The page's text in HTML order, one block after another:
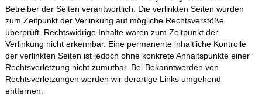
Betreiber der Seiten verantwortlich. Die verlinkten Seiten wurden
zum Zeitpunkt der Verlinkung auf mögliche Rechtsverstöße
überprüft. Rechtswidrige Inhalte waren zum Zeitpunkt der
Verlinkung nicht erkennbar. Eine permanente inhaltliche Kontrolle
der verlinkten Seiten ist jedoch ohne konkrete Anhaltspunkte einer
Rechtsverletzung nicht zumutbar. Bei Bekanntwerden von
Rechtsverletzungen werden wir derartige Links umgehend
entfernen.